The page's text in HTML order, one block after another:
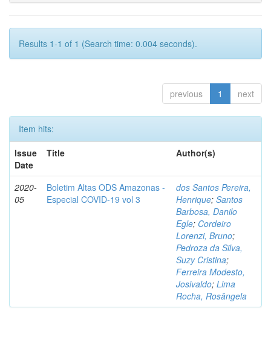
Results 1-1 of 1 (Search time: 0.004 seconds).
previous 1 next
Item hits:
Issue
Date
Title Author(s)
2020-
05
Boletim Altas ODS Amazonas -
Especial COVID-19 vol 3
dos Santos Pereira,
Henrique; Santos
Barbosa, Danilo
Egle; Cordeiro
Lorenzi, Bruno;
Pedroza da Silva,
Suzy Cristina;
Ferreira Modesto,
Josivaldo; Lima
Rocha, Rosângela